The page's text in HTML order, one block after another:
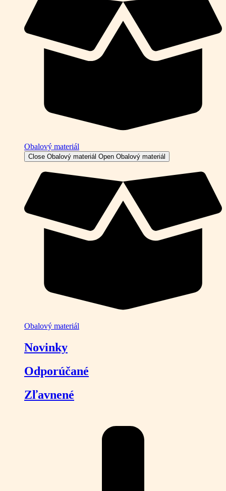
Obalový materiál
Close Obalový materiál Open Obalový materiál
Obalový materiál
Novinky
Odporúčané
Zľavnené